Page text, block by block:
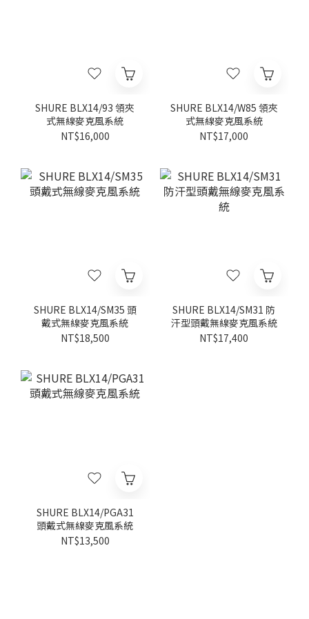
SHURE BLX14/93 領夾
式無線麥克風系統
NT$16,000
SHURE BLX14/W85 領夾
式無線麥克風系統
NT$17,000
SHURE BLX14/SM35 頭
戴式無線麥克風系統
NT$18,500
SHURE BLX14/SM31 防
汗型頭戴無線麥克風系統
NT$17,400
SHURE BLX14/PGA31
頭戴式無線麥克風系統
NT$13,500